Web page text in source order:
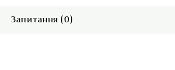
Запитання (0)